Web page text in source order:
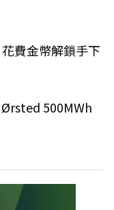
費金幣解鎖手下
500MWh